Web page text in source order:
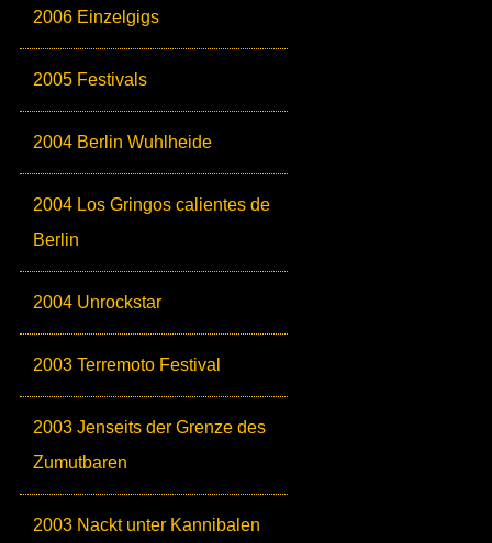
2006 Einzelgigs
2005 Festivals
2004 Berlin Wuhlheide
2004 Los Gringos calientes de
Berlin
2004 Unrockstar
2003 Terremoto Festival
2003 Jenseits der Grenze des
Zumutbaren
2003 Nackt unter Kannibalen